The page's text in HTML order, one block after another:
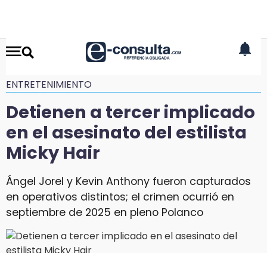
ENTRETENIMIENTO
Detienen a tercer implicado
en el asesinato del estilista
Micky Hair
Ángel Jorel y Kevin Anthony fueron capturados
en operativos distintos; el crimen ocurrió en
septiembre de 2025 en pleno Polanco